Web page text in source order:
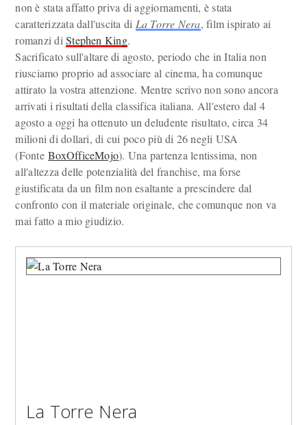
non è stata affatto priva di aggiornamenti, è stata
caratterizzata dall'uscita di La Torre Nera, film ispirato ai
romanzi diStephen King.
Sacrificato sull'altare di agosto, periodo che in Italia non
riusciamo proprio ad associare al cinema, ha comunque
attirato la vostra attenzione. Mentre scrivo non sono ancora
arrivati i risultati della classifica italiana. All'estero dal 4
agosto a oggi ha ottenuto un deludente risultato, circa 34
milioni di dollari, di cui poco più di 26 negli USA
(FonteBoxOfficeMojo). Una partenza lentissima, non
all'altezza delle potenzialità del franchise, ma forse
giustificata da un film non esaltante a prescindere dal
confronto con il materiale originale, che comunque non va
mai fatto a mio giudizio.
La Torre Nera